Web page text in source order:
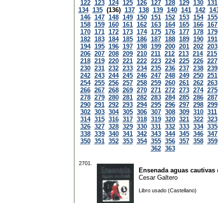
122 123 124 125 126 127 128 129 130 131
134 135 (136) 137 138 139 140 141 142
146 147 148 149 150 151 152 153 154 155
158 159 160 161 162 163 164 165 166 167
170 171 172 173 174 175 176 177 178 179
182 183 184 185 186 187 188 189 190 191
194 195 196 197 198 199 200 201 202 203
206 207 208 209 210 211 212 213 214 215
218 219 220 221 222 223 224 225 226 227
230 231 232 233 234 235 236 237 238 239
242 243 244 245 246 247 248 249 250 251
254 255 256 257 258 259 260 261 262 263
266 267 268 269 270 271 272 273 274 275
278 279 280 281 282 283 284 285 286 287
290 291 292 293 294 295 296 297 298 299
302 303 304 305 306 307 308 309 310 311
314 315 316 317 318 319 320 321 322 323
326 327 328 329 330 331 332 333 334 335
338 339 340 341 342 343 344 345 346 347
350 351 352 353 354 355 356 357 358 359
362 363
2701.
Ensenada aguas cautivas
Cesar Galtero
Libro usado (Castellano)